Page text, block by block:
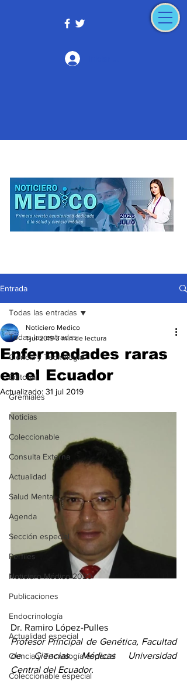
Entrada
Todas las entradas
Ciencia y Tecnología
Editorial
Gremiales
Noticias
Coleccionable
Consulta Externa
Actualidad
Salud Mental
Agenda
Sección especial
Perfiles
Noticiero Médico 2020
Publicaciones
Endocrinología
Actualidad especial
Ciencia y Tecnología especial
Coleccionable especial
Todas las entradas
Enfermedades raras
en el Ecuador
Noticiero Medico
1 jul 2019 3 min de lectura
Actualizado: 31 jul 2019
Dr. Ramiro López-Pulles
Profesor Principal de Genética, Facultad
de Ciencias Médicas Universidad
Central del Ecuador.